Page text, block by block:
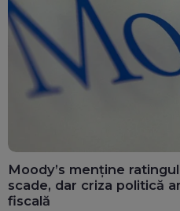
Moody’s menține
scade, dar criza politică
fiscală